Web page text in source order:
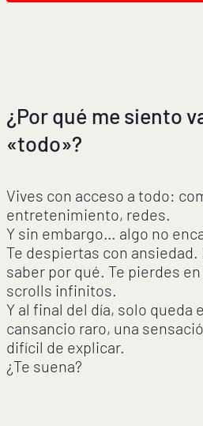
¿Por qué me siento
«todo»?
Vives con acceso a todo:
entretenimiento, redes.
Y sin embargo… algo no
Te despiertas con ansiedad.
saber por qué. Te pierdes
scrolls infinitos.
Y al final del día, solo queda
cansancio raro, una
difícil de explicar.
¿Te suena?